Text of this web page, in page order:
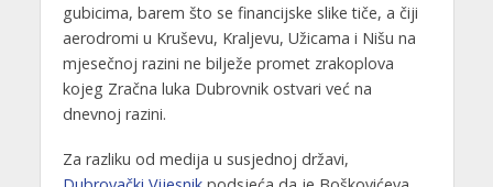
gubicima, barem što se financijske slike tiče, a čiji
aerodromi u Kruševu, Kraljevu, Užicama i Nišu na
mjesečnoj razini ne bilježe promet zrakoplova
kojeg Zračna luka Dubrovnik ostvari već na
dnevnoj razini.
Za razliku od medija u susjednoj državi,